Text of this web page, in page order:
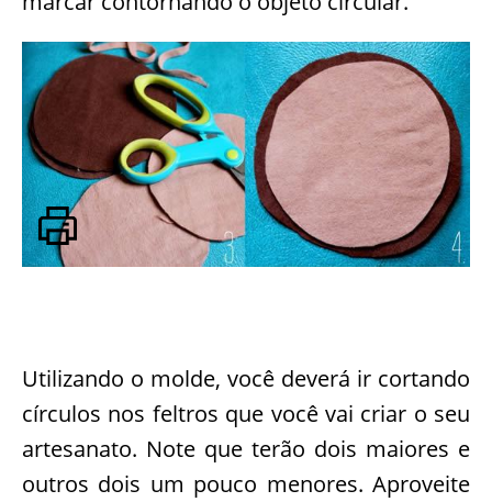
Utilizando o molde, você deverá ir cortando
círculos nos feltros que você vai criar o seu
artesanato. Note que terão dois maiores e
outros dois um pouco menores. Aproveite